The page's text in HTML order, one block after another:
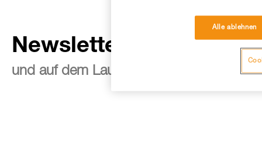
Newsletter abonnieren
und auf dem Laufenden bleiben
Alle ablehnen